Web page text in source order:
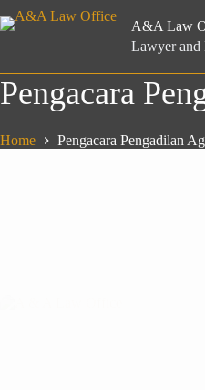
to
A&A Law
Lawyer and
Pengacara
Home Pengacara Pengadilan